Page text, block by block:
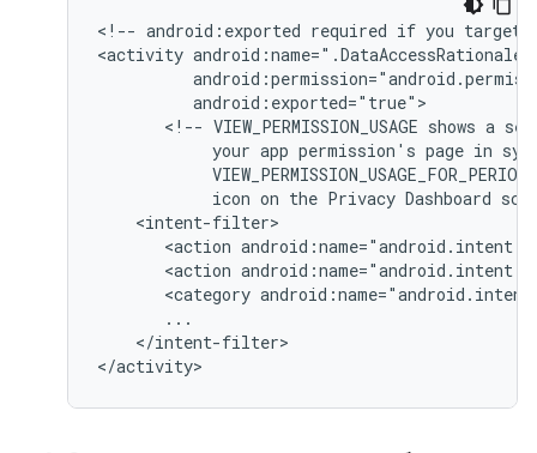
<!-- android:exported required if you target
<activity
<!-- VIEW_PERMISSION_USAGE shows a
your app permission's page in
VIEW_PERMISSION_USAGE_FOR_PERIOD
icon on the Privacy Dashboard
<action
<action
<category
</intent-filter>
</activity>